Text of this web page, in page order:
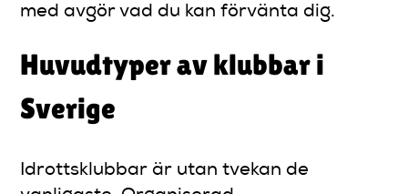
med avgör vad du kan förvänta dig.
Huvudtyper av klubbar i
Sverige
Idrottsklubbar är utan tvekan de